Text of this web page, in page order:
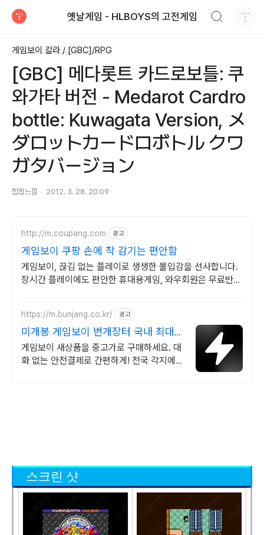
옛날게임 - HLBOYS의 고전게임
게임보이 칼라 / [GBC]/RPG
[GBC] 메다롯트 카드로보틀: 쿠
와가타 버전 - Medarot Cardro
bottle: Kuwagata Version, メ
ダロットカードロボトル クワ
ガタバージョン
힙합느낌 2012. 3. 28. 20:09
http://m.coupang.com 광고
게임보이 쿠팡 손에 착 감기는 편안함
게임보이, 끊김 없는 플레이로 생생한 몰입감을 선사합니다.
장시간 플레이에도 편안한 휴대용게임, 와우회원은 무료반
https://m.bunjang.co.kr/ 광고
미개봉 게임보이 번개장터 국내 최대
브랜드 중고거래
게임보이 새상품을 중고가로 구매하세요. 대
화 없는 안전결제로 간편하게! 전국 각지에서
스크린 샷